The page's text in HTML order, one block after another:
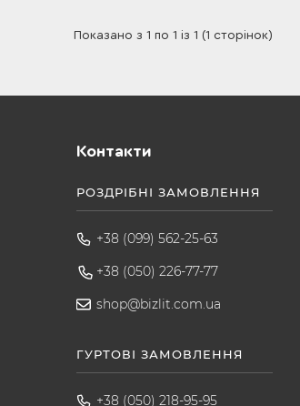
Показано з 1 по 1 із 1 (1 сторінок)
Контакти
РОЗДРІБНІ ЗАМОВЛЕННЯ
+38 (099) 562-25-63
+38 (050) 226-77-77
shop@bizlit.com.ua
ГУРТОВІ ЗАМОВЛЕННЯ
+38 (050) 218-95-95